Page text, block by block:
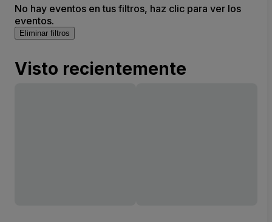
No hay eventos en tus filtros, haz clic para ver los
eventos.
Eliminar filtros
Visto recientemente